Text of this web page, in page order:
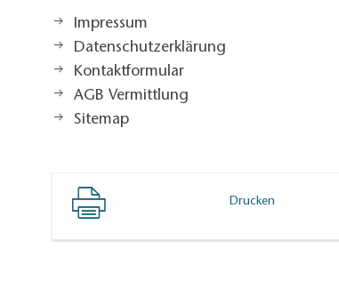
Impressum
Datenschutzerklärung
Kontaktformular
AGB Vermittlung
Sitemap
Drucken